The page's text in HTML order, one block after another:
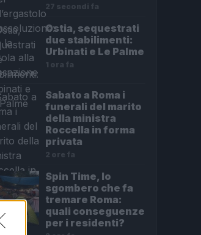
27 secondi fa
Ostia, sequestrati
due stabilimenti:
Urbinati e Le Palme
1 ora fa
Sabato a Roma i
funerali del marito
della ministra
Roccella in forma
privata
2 ore fa
Spin Time, lo
sgombero che fa
tremare Roma:
quali conseguenze
per i residenti?